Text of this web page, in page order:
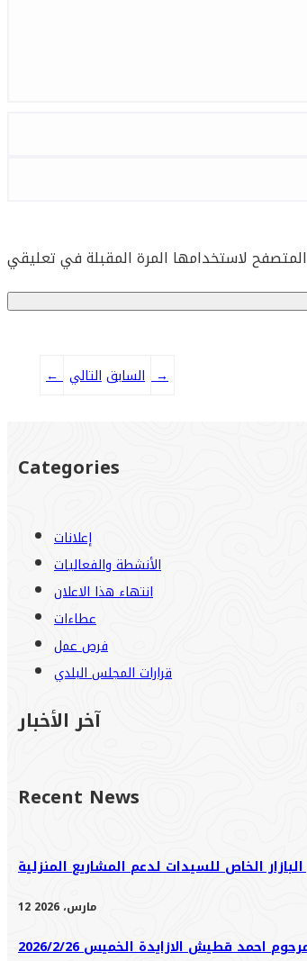
← السابق التالي→
Categories
إعلانات
الأنشطة والفعاليات
انتهاء هذا الاعلان
عطاءات
فرص عمل
قرارات المجلس البلدي
آخر الأخبار
Recent News
الخاص للسيدات لدعم المشاريع المنزلية
12 مارس، 2026
احمد قطيش الازايدة الخميس 2026/2/26